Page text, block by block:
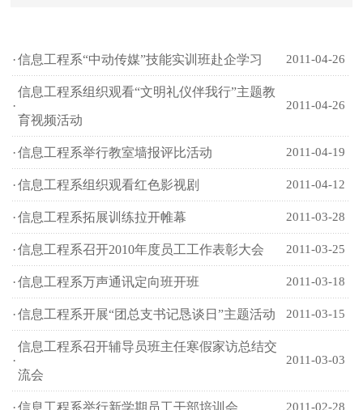
· 信息工程系“中动传媒”技能实训班赴企学习 2011-04-26
·
信息工程系组织观看“文明礼仪伴我行”主题教
育视频活动
2011-04-26
· 信息工程系举行教室墙报评比活动 2011-04-19
· 信息工程系组织观看红色影视剧 2011-04-12
· 信息工程系拓展训练拉开帷幕 2011-03-28
· 信息工程系召开2010年度员工工作表彰大会 2011-03-25
· 信息工程系万声通讯定向班开班 2011-03-18
· 信息工程系开展“团总支书记恳谈日”主题活动 2011-03-15
·
信息工程系召开辅导员班主任寒假家访总结交
流会
2011-03-03
· 信息工程系举行新学期员工干部培训会 2011-02-28